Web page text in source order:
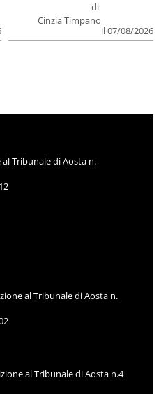
di
Cinzia Timpano
il 07/08/2026
Tribunale di Aosta n.
al Tribunale di Aosta n.
al Tribunale di Aosta n.4